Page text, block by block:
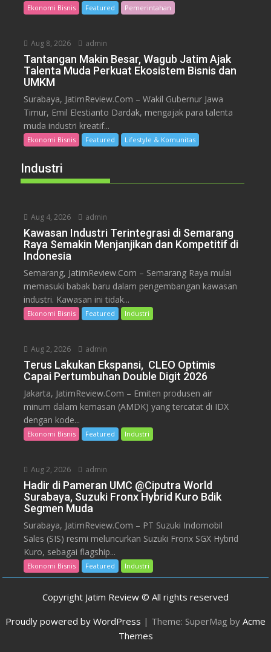
Ekonomi Bisnis Featured Pemerintahan
Aug 8, 2026 admin
Tantangan Makin Besar, Wagub Jatim Ajak
Talenta Muda Perkuat Ekosistem Bisnis dan
UMKM
Surabaya, JatimReview.Com – Wakil Gubernur Jawa
Timur, Emil Elestianto Dardak, mengajak para talenta
muda industri kreatif...
Ekonomi Bisnis Featured Lifestyle & Komunitas
Industri
Aug 4, 2026 admin
Kawasan Industri Terintegrasi di Semarang
Raya Semakin Menjanjikan dan Kompetitif di
Indonesia
Semarang, JatimReview.Com – Semarang Raya mulai
memasuki babak baru dalam pengembangan kawasan
industri. Kawasan ini tidak...
Ekonomi Bisnis Featured Industri
Aug 2, 2026 admin
Terus Lakukan Ekspansi, CLEO Optimis
Capai Pertumbuhan Double Digit 2026
Jakarta, JatimReview.Com – Emiten produsen air
minum dalam kemasan (AMDK) yang tercatat di IDX
dengan kode...
Ekonomi Bisnis Featured Industri
Aug 2, 2026 admin
Hadir di Pameran UMC @Ciputra World
Surabaya, Suzuki Fronx Hybrid Kuro Bdik
Segmen Muda
Surabaya, JatimReview.Com – PT Suzuki Indomobil
Sales (SIS) resmi meluncurkan Suzuki Fronx SGX Hybrid
Kuro, sebagai flagship...
Ekonomi Bisnis Featured Industri
Copyright Jatim Review © All rights reserved
Proudly powered by WordPress | Theme: SuperMag by Acme
Themes